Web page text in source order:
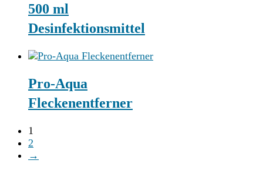
500 ml
Desinfektionsmittel
Pro-Aqua
Fleckenentferner
1
2
→